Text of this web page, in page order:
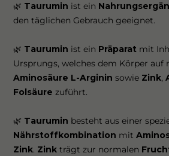
🌿 Taurumin ist ein
den täglichen Gebrauch geeignet.
🌿 Taurumin ist ein Präparat mit
Ursprungs, welches dem Körper auf
Aminosäure L-Argininsowie Zink,
Folsäure zuführt.
🌿 Taurumin besteht aus einer
Nährstoffkombination mit
Zink. Zink trägt zur normalen